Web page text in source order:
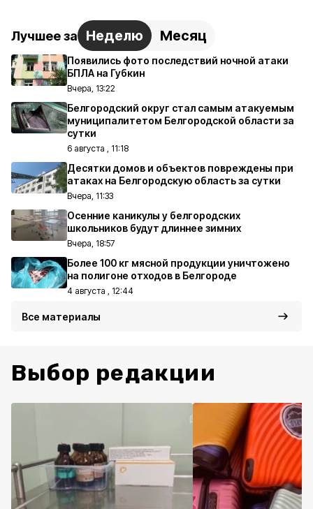
Лучшее за Неделю Месяц
Появились фото последствий ночной атаки
БПЛА на Губкин
Вчера, 13:22
Белгородский округ стал самым атакуемым
муниципалитетом Белгородской области за
сутки
6 августа , 11:18
Десятки домов и объектов повреждены при
атаках на Белгородскую область за сутки
Вчера, 11:33
Осенние каникулы у белгородских
школьников будут длиннее зимних
Вчера, 18:57
Более 100 кг мясной продукции уничтожено
на полигоне отходов в Белгороде
4 августа , 12:44
Все материалы
Выбор редакции